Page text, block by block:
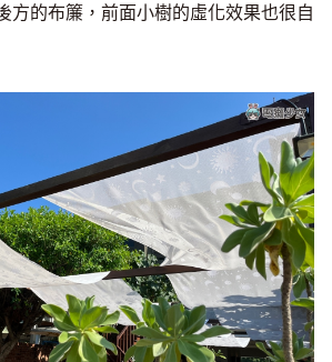
的布簾，前面小樹的虛化效果也很自